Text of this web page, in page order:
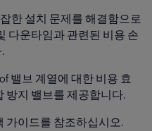
한 설치 문제를 해결함으로
다운타임과 관련된 비용 손
밸브 계열에 대한 비용 효
방지 밸브를 제공합니다.
가이드를 참조하십시오.